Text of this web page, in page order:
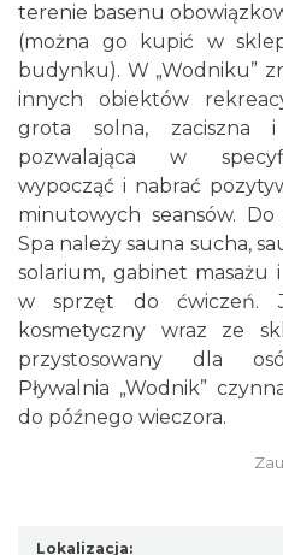
terenie basenu
(można go kupić w
budynku). W „Wodniku”
innych obiektów
grota solna, zaciszna
pozwalająca w
wypocząć i nabrać
minutowych seansów.
Spa należy sauna sucha,
solarium, gabinet masażu
w sprzęt do ćwiczeń.
kosmetyczny wraz ze
przystosowany dla
Pływalnia „Wodnik”
do późnego wieczora.
Lokalizacja: